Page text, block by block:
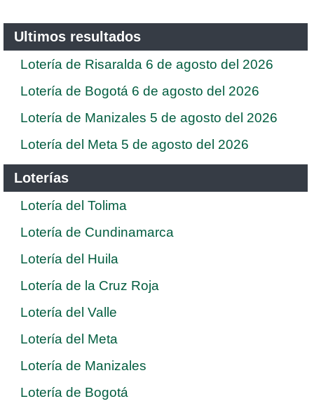
Ultimos resultados
Lotería de Risaralda 6 de agosto del 2026
Lotería de Bogotá 6 de agosto del 2026
Lotería de Manizales 5 de agosto del 2026
Lotería del Meta 5 de agosto del 2026
Loterías
Lotería del Tolima
Lotería de Cundinamarca
Lotería del Huila
Lotería de la Cruz Roja
Lotería del Valle
Lotería del Meta
Lotería de Manizales
Lotería de Bogotá